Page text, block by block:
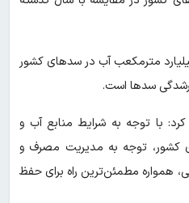
قاسم‌زاده، اکنون ۲۲.۷۷ میلیارد مترمکعب آب در سدهای کشور
با توجه به شرایط منابع آب و
توجه به مدیریت مصرف و
همواره مطمئن‌ترین راه برای حفظ